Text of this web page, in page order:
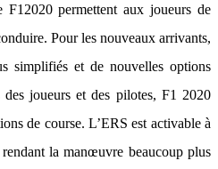
F12020 permettent aux joueurs de
Pour les nouveaux arrivants,
simplifiés et de nouvelles options
des joueurs et des pilotes, F1 2020
de course. L’ERS est activable à
la manœuvre beaucoup plus